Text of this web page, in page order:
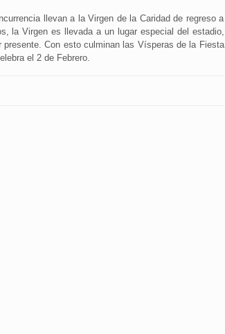
llevan a la Virgen de la Caridad de regreso a
la Virgen es llevada a un lugar especial del estadio,
Con esto culminan las Vísperas de la Fiesta
el 2 de Febrero.